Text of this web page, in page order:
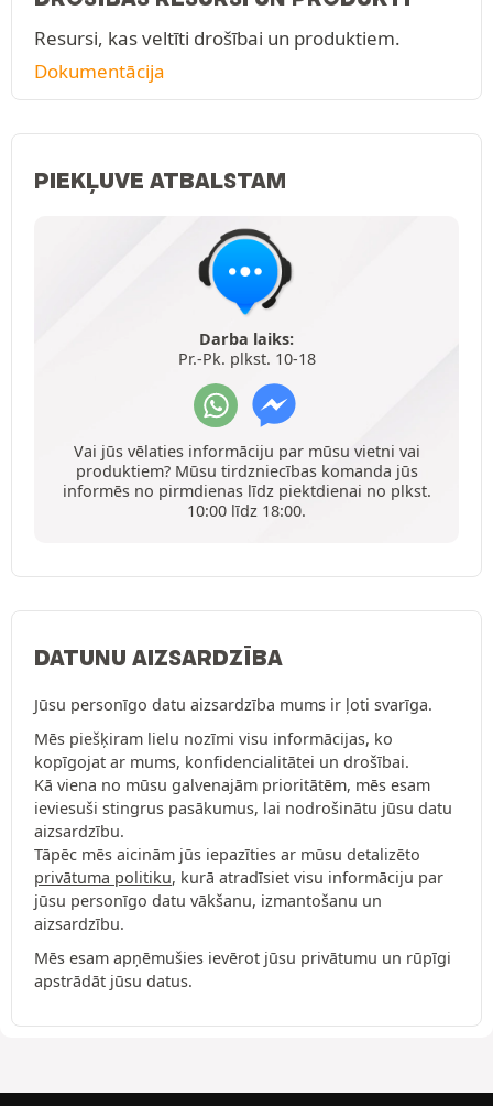
Resursi, kas veltīti drošībai un produktiem.
Dokumentācija
PIEKĻUVE ATBALSTAM
Darba laiks:
Pr.-Pk. plkst. 10-18
Vai jūs vēlaties informāciju par mūsu vietni vai
produktiem? Mūsu tirdzniecības komanda jūs
informēs no pirmdienas līdz piektdienai no plkst.
10:00 līdz 18:00.
DATUNU AIZSARDZĪBA
Jūsu personīgo datu aizsardzība mums ir ļoti svarīga.
Mēs piešķiram lielu nozīmi visu informācijas, ko
kopīgojat ar mums, konfidencialitātei un drošībai.
Kā viena no mūsu galvenajām prioritātēm, mēs esam
ieviesuši stingrus pasākumus, lai nodrošinātu jūsu datu
aizsardzību.
Tāpēc mēs aicinām jūs iepazīties ar mūsu detalizēto
privātuma politiku, kurā atradīsiet visu informāciju par
jūsu personīgo datu vākšanu, izmantošanu un
aizsardzību.
Mēs esam apņēmušies ievērot jūsu privātumu un rūpīgi
apstrādāt jūsu datus.